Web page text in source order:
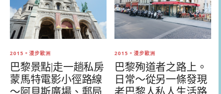
2015。漫步歐洲
巴黎景點|走一趟私房
蒙馬特電影小徑路線
2015。漫步歐洲
巴黎殉道者之路上。
日常～從另一條發現